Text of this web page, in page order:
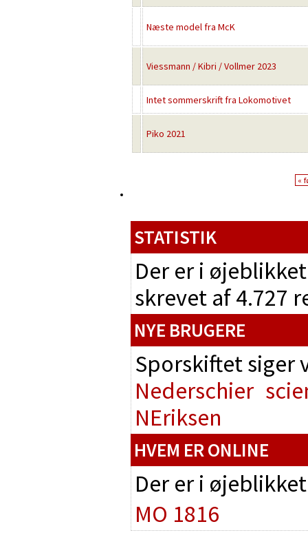
Næste model fra McK
Viessmann / Kibri / Vollmer 2023
Intet sommerskrift fra Lokomotivet
Piko 2021
«
STATISTIK
Der er i
skrevet af 4.727
NYE BRUGERE
Sporskiftet
Nederschier
NEriksen
HVEM ER ONLINE
Der er i
MO 1816